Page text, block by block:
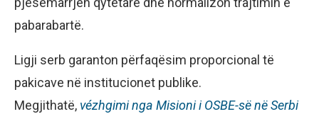
pabarabartë.
Ligji serb garanton përfaqësim proporcional të
pakicave në institucionet publike.
Megjithatë, vézhgiminga Misioni i OSBE-së në Serbi